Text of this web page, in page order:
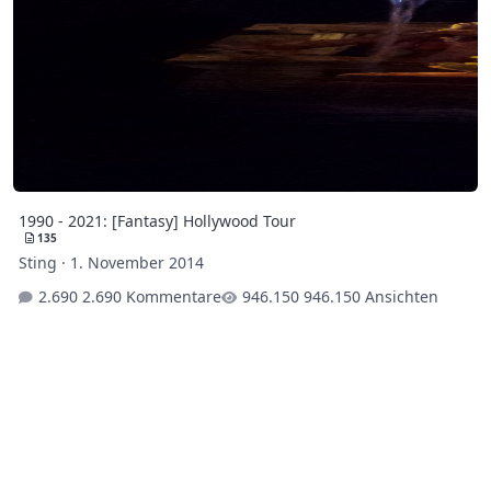
1990 - 2021: [Fantasy] Hollywood Tour
135
Sting · 1. November 2014
2.690 Kommentare
946.150 Ansichten